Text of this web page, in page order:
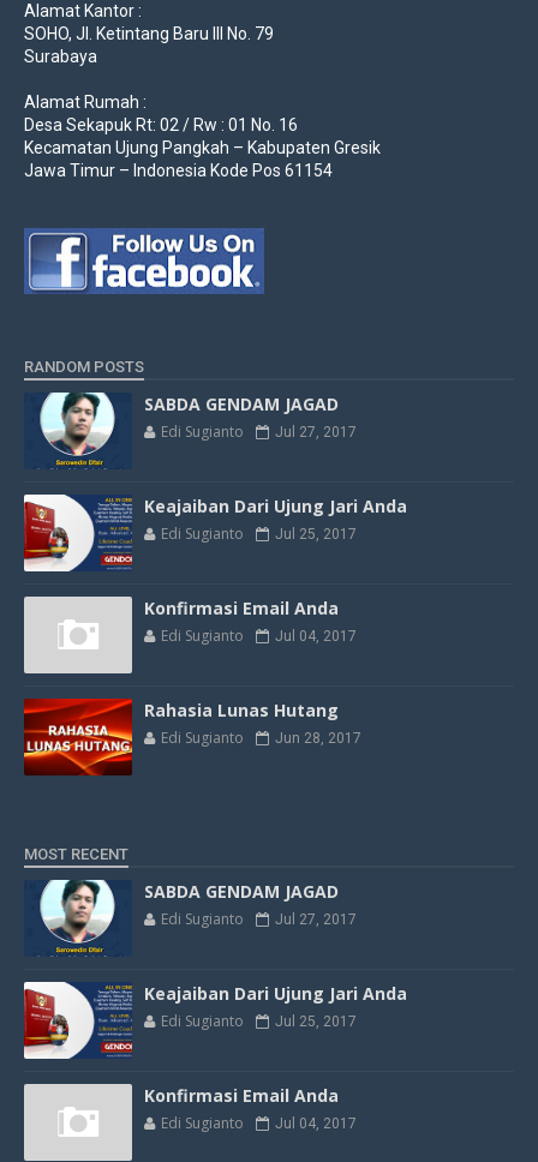
Alamat Kantor :
SOHO, Jl. Ketintang Baru III No. 79
Surabaya
Alamat Rumah :
Desa Sekapuk Rt: 02 / Rw : 01 No. 16
Kecamatan Ujung Pangkah – Kabupaten Gresik
Jawa Timur – Indonesia Kode Pos 61154
RANDOM POSTS
SABDA GENDAM JAGAD
Edi Sugianto Jul 27, 2017
Keajaiban Dari Ujung Jari Anda
Edi Sugianto Jul 25, 2017
Konfirmasi Email Anda
Edi Sugianto Jul 04, 2017
Rahasia Lunas Hutang
Edi Sugianto Jun 28, 2017
MOST RECENT
SABDA GENDAM JAGAD
Edi Sugianto Jul 27, 2017
Keajaiban Dari Ujung Jari Anda
Edi Sugianto Jul 25, 2017
Konfirmasi Email Anda
Edi Sugianto Jul 04, 2017